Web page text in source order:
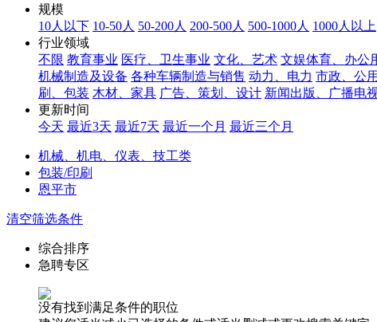
规模
10人以下 10-50人 50-200人 200-500人 500-1000人 1000人以上
行业领域
不限 教育事业 医疗、卫生事业 文化、艺术 文娱体育、办公
机械制造及设备 各种车辆制造与销售 动力、电力 市政、公
刷、包装 木材、家具 广告、策划、设计 新闻出版、广播电
更新时间
今天 最近3天 最近7天 最近一个月 最近三个月
机械、机电、仪表、技工类
包装/印刷
恩平市
清空筛选条件
综合排序
急聘专区
没有找到满足条件的职位